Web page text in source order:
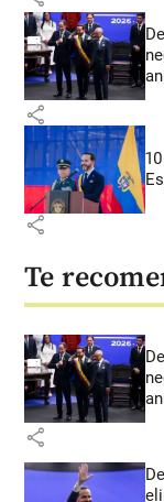
share
share
Te
share